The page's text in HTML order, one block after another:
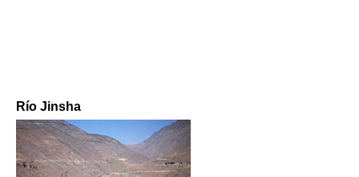
Río Jinsha